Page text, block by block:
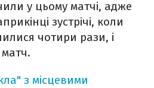
у цьому матчі, адже
зустрічі, коли
чотири рази, і
з місцевими